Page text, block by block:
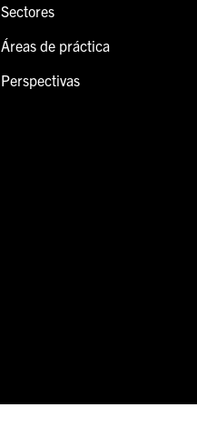
Sectores
Áreas de práctica
Perspectivas